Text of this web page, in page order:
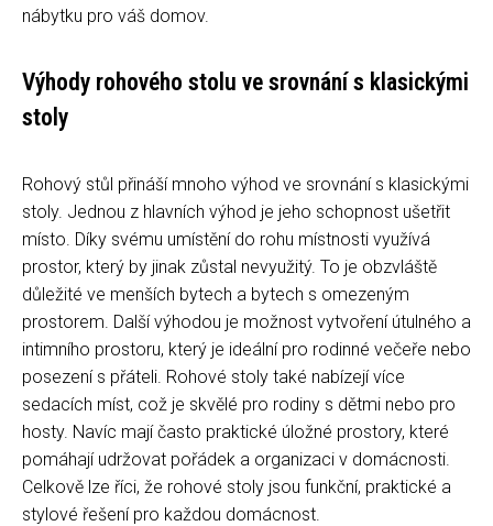
nábytku pro váš domov.
Výhody rohového stolu ve srovnání s klasickými
stoly
Rohový stůl přináší mnoho výhod ve srovnání s klasickými
stoly. Jednou z hlavních výhod je jeho schopnost ušetřit
místo. Díky svému umístění do rohu místnosti využívá
prostor, který by jinak zůstal nevyužitý. To je obzvláště
důležité ve menších bytech a bytech s omezeným
prostorem. Další výhodou je možnost vytvoření útulného a
intimního prostoru, který je ideální pro rodinné večeře nebo
posezení s přáteli. Rohové stoly také nabízejí více
sedacích míst, což je skvělé pro rodiny s dětmi nebo pro
hosty. Navíc mají často praktické úložné prostory, které
pomáhají udržovat pořádek a organizaci v domácnosti.
Celkově lze říci, že rohové stoly jsou funkční, praktické a
stylové řešení pro každou domácnost.